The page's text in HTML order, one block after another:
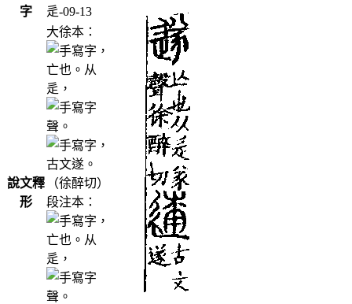
字
辵-09-13
說文釋
形
大徐本：
，
亡也。从
辵，
聲。
，
古文遂。
（徐醉切）
段注本：
，
亡也。从
辵，
聲。